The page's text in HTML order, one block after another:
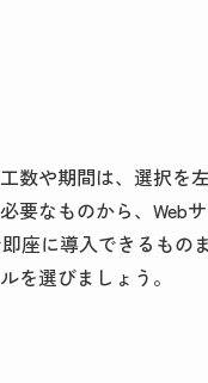
数や期間は、選択
要なものから、Web
座に導入できるも
を選びましょう。